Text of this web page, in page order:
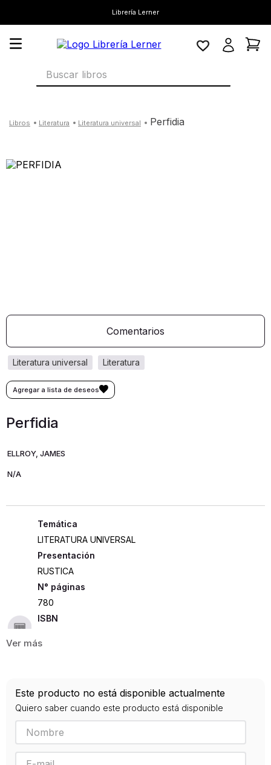
Librería Lerner
Buscar libros
literatura literatura universal perfidia
Comentarios
literatura
literatura universal
Perfidia
ELLROY, JAMES
N/A
LITERATURA UNIVERSAL
Presentación
RUSTICA
780
ISBN
Editorial
2015
Este producto no está disponible actualmente
Quiero saber cuando este producto está disponible